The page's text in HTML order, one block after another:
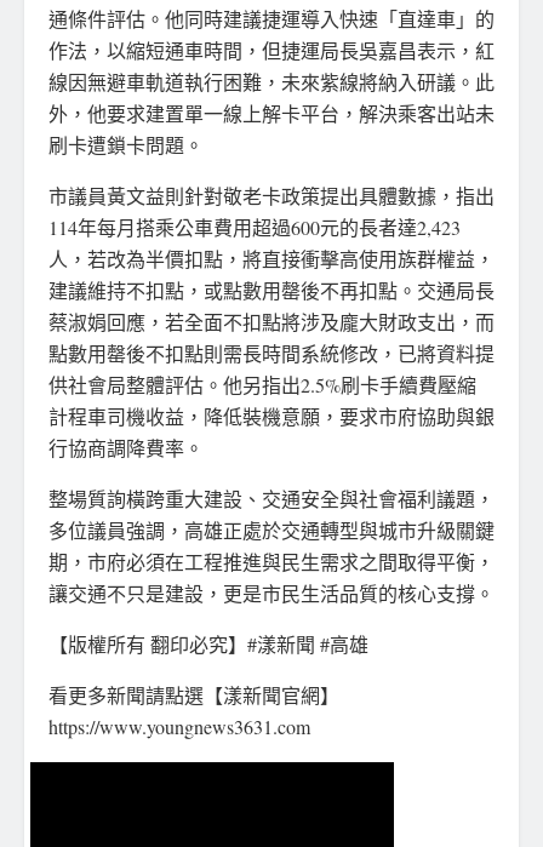
通條件評估。他同時建議捷運導入快速「直達車」的
作法，以縮短通車時間，但捷運局長吳嘉昌表示，紅
線因無避車軌道執行困難，未來紫線將納入研議。此
外，他要求建置單一線上解卡平台，解決乘客出站未
刷卡遭鎖卡問題。
市議員黃文益則針對敬老卡政策提出具體數據，指出
114年每月搭乘公車費用超過600元的長者達2,423
人，若改為半價扣點，將直接衝擊高使用族群權益，
建議維持不扣點，或點數用罄後不再扣點。交通局長
蔡淑娟回應，若全面不扣點將涉及龐大財政支出，而
點數用罄後不扣點則需長時間系統修改，已將資料提
供社會局整體評估。他另指出2.5%刷卡手續費壓縮
計程車司機收益，降低裝機意願，要求市府協助與銀
行協商調降費率。
整場質詢橫跨重大建設、交通安全與社會福利議題，
多位議員強調，高雄正處於交通轉型與城市升級關鍵
期，市府必須在工程推進與民生需求之間取得平衡，
讓交通不只是建設，更是市民生活品質的核心支撐。
【版權所有 翻印必究】#漾新聞 #高雄
看更多新聞請點選【漾新聞官網】
https://www.youngnews3631.com⁠